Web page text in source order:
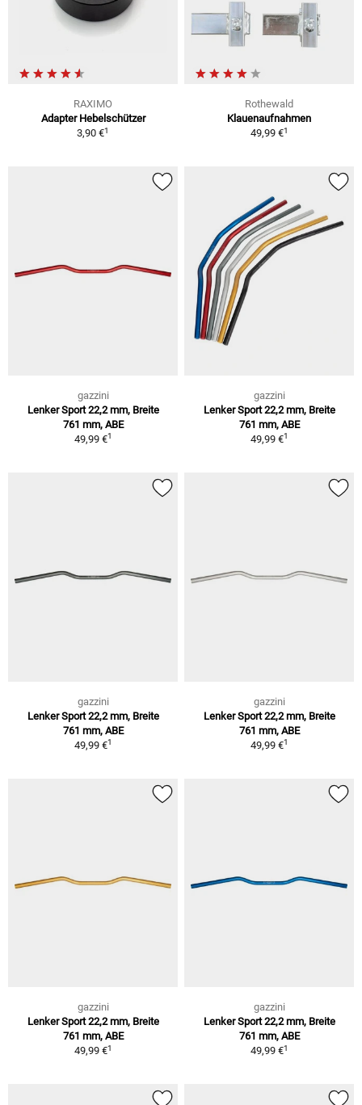
RAXIMO
Adapter Hebelschützer
3,90 €1
Rothewald
Klauenaufnahmen
49,99 €1
gazzini
Lenker Sport 22,2 mm, Breite
761 mm, ABE
49,99 €1
gazzini
Lenker Sport 22,2 mm, Breite
761 mm, ABE
49,99 €1
gazzini
Lenker Sport 22,2 mm, Breite
761 mm, ABE
49,99 €1
gazzini
Lenker Sport 22,2 mm, Breite
761 mm, ABE
49,99 €1
gazzini
Lenker Sport 22,2 mm, Breite
761 mm, ABE
49,99 €1
gazzini
Lenker Sport 22,2 mm, Breite
761 mm, ABE
49,99 €1